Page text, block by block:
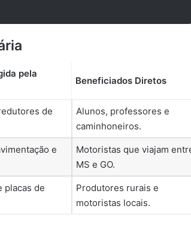
pela
Beneficiados Diretos
de
Alunos, professores e
caminhoneiros.
e
Motoristas que viajam
MS e GO.
placas de
Produtores rurais e
motoristas locais.